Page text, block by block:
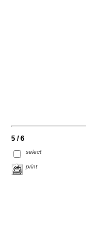
5 / 6
select
print